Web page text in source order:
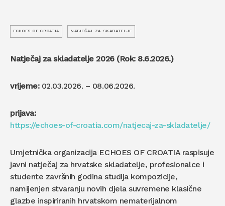
ECHOES OF CROATIA NATJEČAJ ZA SKADATELJE
Natječaj za skladatelje 2026 (Rok: 8.6.2026.)
vrijeme:02.03.2026. – 08.06.2026.
prijava:
https://echoes-of-croatia.com/natjecaj-za-skladatelje/
Umjetnička organizacija ECHOES OF CROATIA raspisuje
javni natječaj za hrvatske skladatelje, profesionalce i
studente završnih godina studija kompozicije,
namijenjen stvaranju novih djela suvremene klasične
glazbe inspiriranih hrvatskom nematerijalnom